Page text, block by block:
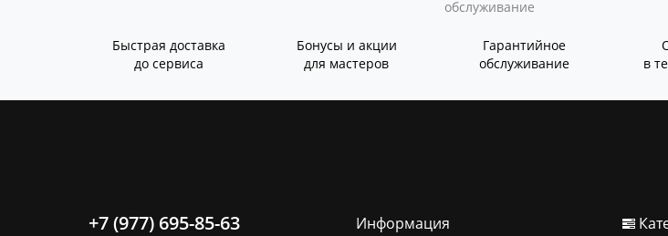
Быстрая доставка
до сервиса
Бонусы и акции
для мастеров
Гарантийное
обслуживание
в
+7 (977) 695-85-63 Информация